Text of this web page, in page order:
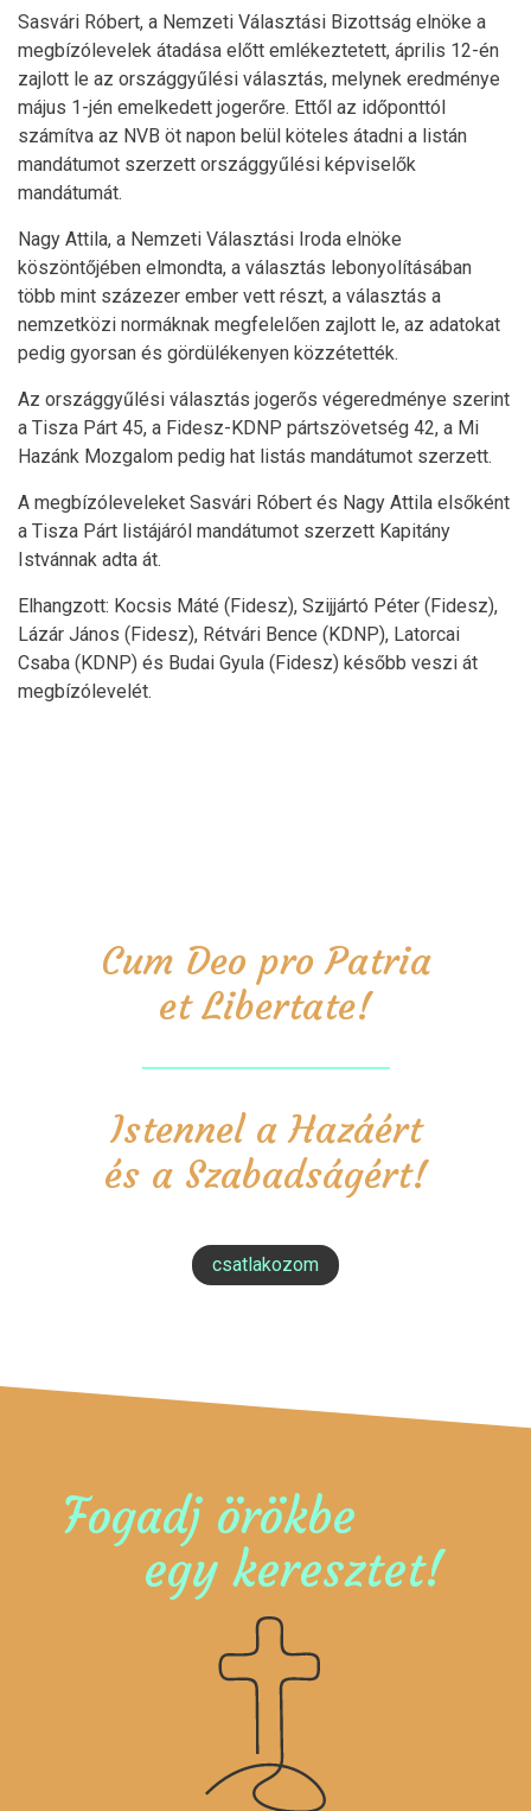
Sasvári Róbert, a Nemzeti Választási Bizottság elnöke a
megbízólevelek átadása előtt emlékeztetett, április 12-én
zajlott le az országgyűlési választás, melynek eredménye
május 1-jén emelkedett jogerőre. Ettől az időponttól
számítva az NVB öt napon belül köteles átadni a listán
mandátumot szerzett országgyűlési képviselők
mandátumát.
Nagy Attila, a Nemzeti Választási Iroda elnöke
köszöntőjében elmondta, a választás lebonyolításában
több mint százezer ember vett részt, a választás a
nemzetközi normáknak megfelelően zajlott le, az adatokat
pedig gyorsan és gördülékenyen közzétették.
Az országgyűlési választás jogerős végeredménye szerint
a Tisza Párt 45, a Fidesz-KDNP pártszövetség 42, a Mi
Hazánk Mozgalom pedig hat listás mandátumot szerzett.
A megbízóleveleket Sasvári Róbert és Nagy Attila elsőként
a Tisza Párt listájáról mandátumot szerzett Kapitány
Istvánnak adta át.
Elhangzott: Kocsis Máté (Fidesz), Szijjártó Péter (Fidesz),
Lázár János (Fidesz), Rétvári Bence (KDNP), Latorcai
Csaba (KDNP) és Budai Gyula (Fidesz) később veszi át
megbízólevelét.
Cum Deo pro Patria
et Libertate!
Istennel a Hazáért
és a Szabadságért!
csatlakozom
Fogadj örökbe
egy keresztet!